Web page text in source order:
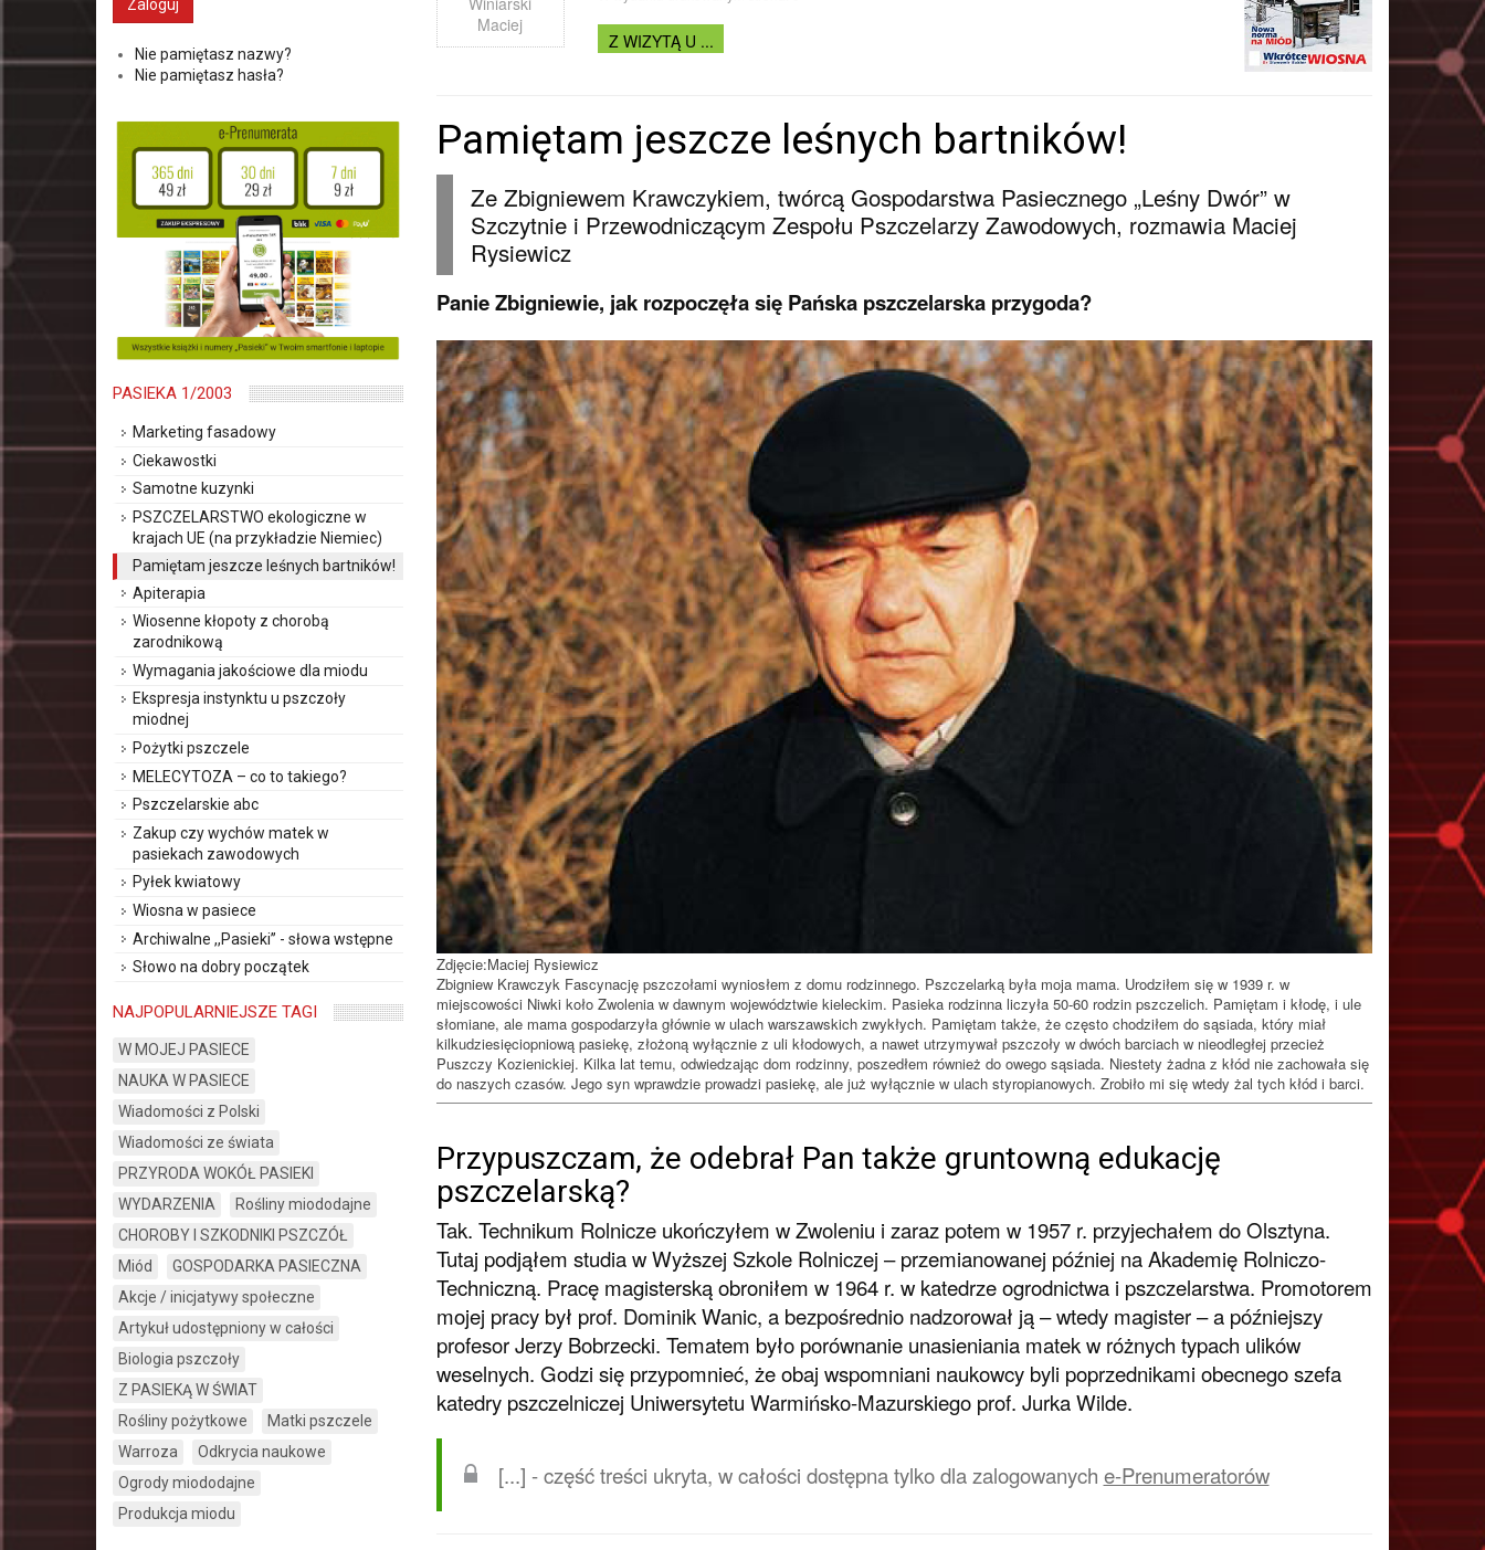
Maciej
Z WIZYTĄ U ...
Pamiętam jeszcze leśnych bartników!
Ze Zbigniewem Krawczykiem, twórcą Gospodarstwa Pasiecznego „Leśny Dwór” w
Szczytnie i Przewodniczącym Zespołu Pszczelarzy Zawodowych, rozmawia Maciej
Rysiewicz
Panie Zbigniewie, jak rozpoczęła się Pańska pszczelarska przygoda?
Zdjęcie:Maciej Rysiewicz
Zbigniew Krawczyk Fascynację pszczołami wyniosłem z domu rodzinnego. Pszczelarką była moja mama. Urodziłem się w 1939 r. w
miejscowości Niwki koło Zwolenia w dawnym województwie kieleckim. Pasieka rodzinna liczyła 50-60 rodzin pszczelich. Pamiętam i kłodę, i ule
słomiane, ale mama gospodarzyła głównie w ulach warszawskich zwykłych. Pamiętam także, że często chodziłem do sąsiada, który miał
kilkudziesięciopniową pasiekę, złożoną wyłącznie z uli kłodowych, a nawet utrzymywał pszczoły w dwóch barciach w nieodległej przecież
Puszczy Kozienickiej. Kilka lat temu, odwiedzając dom rodzinny, poszedłem również do owego sąsiada. Niestety żadna z kłód nie zachowała się
do naszych czasów. Jego syn wprawdzie prowadzi pasiekę, ale już wyłącznie w ulach styropianowych. Zrobiło mi się wtedy żal tych kłód i barci.
Przypuszczam, że odebrał Pan także gruntowną edukację
pszczelarską?
Tak. Technikum Rolnicze ukończyłem w Zwoleniu i zaraz potem w 1957 r. przyjechałem do Olsztyna.
Tutaj podjąłem studia w Wyższej Szkole Rolniczej – przemianowanej później na Akademię Rolniczo-
Techniczną. Pracę magisterską obroniłem w 1964 r. w katedrze ogrodnictwa i pszczelarstwa. Promotorem
mojej pracy był prof. Dominik Wanic, a bezpośrednio nadzorował ją – wtedy magister – a późniejszy
profesor Jerzy Bobrzecki. Tematem było porównanie unasieniania matek w różnych typach ulików
weselnych. Godzi się przypomnieć, że obaj wspomniani naukowcy byli poprzednikami obecnego szefa
katedry pszczelniczej Uniwersytetu Warmińsko-Mazurskiego prof. Jurka Wilde.
[...] - część treści ukryta, w całości dostępna tylko dla zalogowanych e-Prenumeratorów
Nie pamiętasz nazwy?
Nie pamiętasz hasła?
PASIEKA 1/2003
Marketing fasadowy
Ciekawostki
Samotne kuzynki
PSZCZELARSTWO ekologiczne w
krajach UE (na przykładzie Niemiec)
Pamiętam jeszcze leśnych bartników!
Apiterapia
Wiosenne kłopoty z chorobą
zarodnikową
Wymagania jakościowe dla miodu
Ekspresja instynktu u pszczoły
miodnej
Pożytki pszczele
MELECYTOZA – co to takiego?
Pszczelarskie abc
Zakup czy wychów matek w
pasiekach zawodowych
Pyłek kwiatowy
Wiosna w pasiece
Archiwalne ,,Pasieki’’ - słowa wstępne
Słowo na dobry początek
NAJPOPULARNIEJSZE TAGI
W MOJEJ PASIECE
NAUKA W PASIECE
Wiadomości z Polski
Wiadomości ze świata
PRZYRODA WOKÓŁ PASIEKI
WYDARZENIA
Rośliny miododajne
CHOROBY I SZKODNIKI PSZCZÓŁ
Miód
GOSPODARKA PASIECZNA
Akcje / inicjatywy społeczne
Artykuł udostępniony w całości
Biologia pszczoły
Z PASIEKĄ W ŚWIAT
Rośliny pożytkowe
Matki pszczele
Warroza
Odkrycia naukowe
Ogrody miododajne
Produkcja miodu